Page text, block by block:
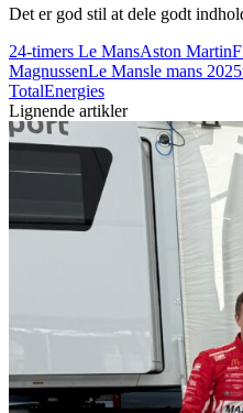
Det er god stil at dele godt
24-timers Le MansAston Martin
MagnussenLe Mansle mans 2025
TotalEnergies
Lignende artikler